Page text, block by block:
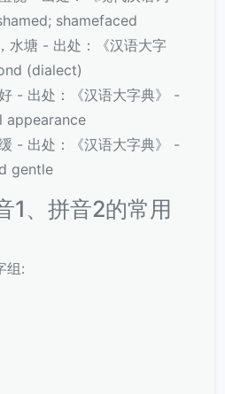
shamefaced
水塘 - 出处：《汉语大字
(dialect)
- 出处：《汉语大字典》 -
appearance
- 出处：《汉语大字典》 -
gentle
1、拼音2的常用
组: